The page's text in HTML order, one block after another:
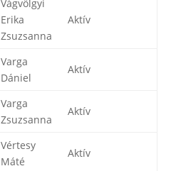
Vágvölgyi
Erika
Zsuzsanna
Aktív
Varga
Dániel
Aktív
Varga
Zsuzsanna
Aktív
Vértesy
Máté
Aktív